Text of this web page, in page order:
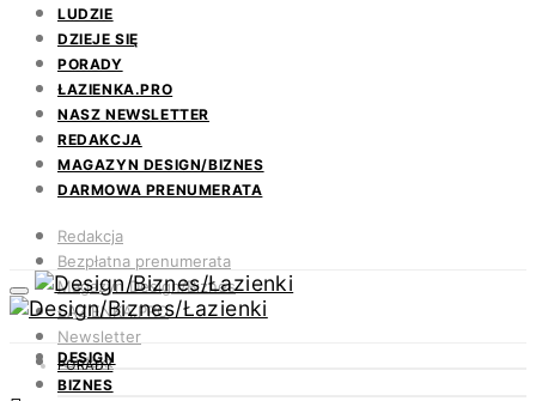
LUDZIE
DZIEJE SIĘ
PORADY
ŁAZIENKA.PRO
NASZ NEWSLETTER
REDAKCJA
MAGAZYN DESIGN/BIZNES
DARMOWA PRENUMERATA
Redakcja
Bezpłatna prenumerata
Magazyn Design/Biznes
ŁAZIENKA.PRO
Newsletter
Kontakt
DESIGN
BIZNES
PORADY